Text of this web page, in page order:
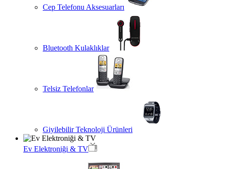
Cep Telefonu Aksesuarları
Bluetooth Kulaklıklar
Telsiz Telefonlar
Giyilebilir Teknoloji Ürünleri
Ev Elektroniği & TV